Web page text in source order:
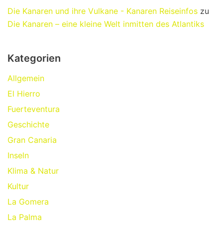
Die Kanaren und ihre Vulkane - Kanaren Reiseinfos zu
Die Kanaren – eine kleine Welt inmitten des Atlantiks
Kategorien
Allgemein
El Hierro
Fuerteventura
Geschichte
Gran Canaria
Inseln
Klima & Natur
Kultur
La Gomera
La Palma